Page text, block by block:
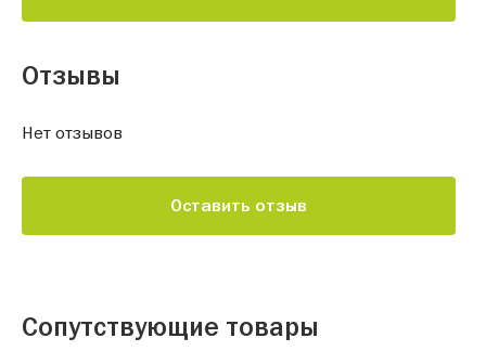
Отзывы
Нет отзывов
Оставить отзыв
Сопутствующие товары